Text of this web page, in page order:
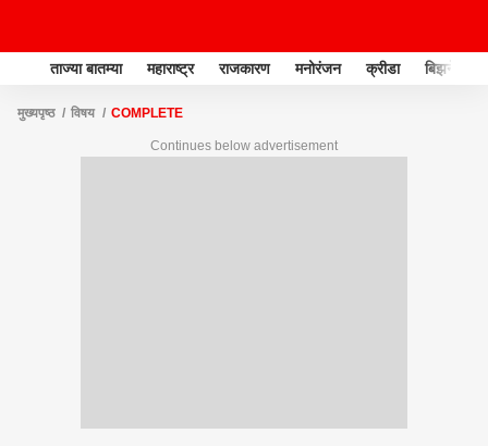
ताज्या बातम्या महाराष्ट्र राजकारण मनोरंजन क्रीडा बिझनेस
मुख्यपृष्ठ विषय COMPLETE
Continues below advertisement